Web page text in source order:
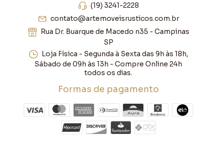
(19) 3241-2228
contato@artemoveisrusticos.com.br
Rua Dr. Buarque de Macedo n35 - Campinas
SP
Loja Física - Segunda à Sexta das 9h às 18h,
Sábado de 09h às 13h - Compre Online 24h
todos os dias.
Formas de pagamento